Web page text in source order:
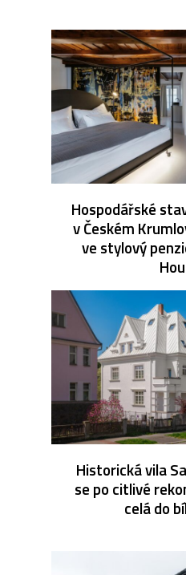
Hospodářské
v Českém
ve stylový
Historická vila
se po citlivé
celá do